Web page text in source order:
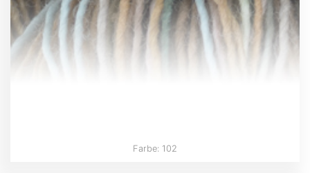
Farbe: 102